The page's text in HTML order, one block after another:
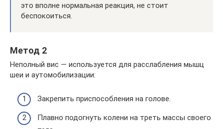
это вполне нормальная реакция, не стоит
беспокоиться.
Метод 2
Неполный вис — используется для расслабления мышц
шеи и аутомобилизации:
Закрепить приспособления на голове.
Плавно подогнуть колени на треть массы своего